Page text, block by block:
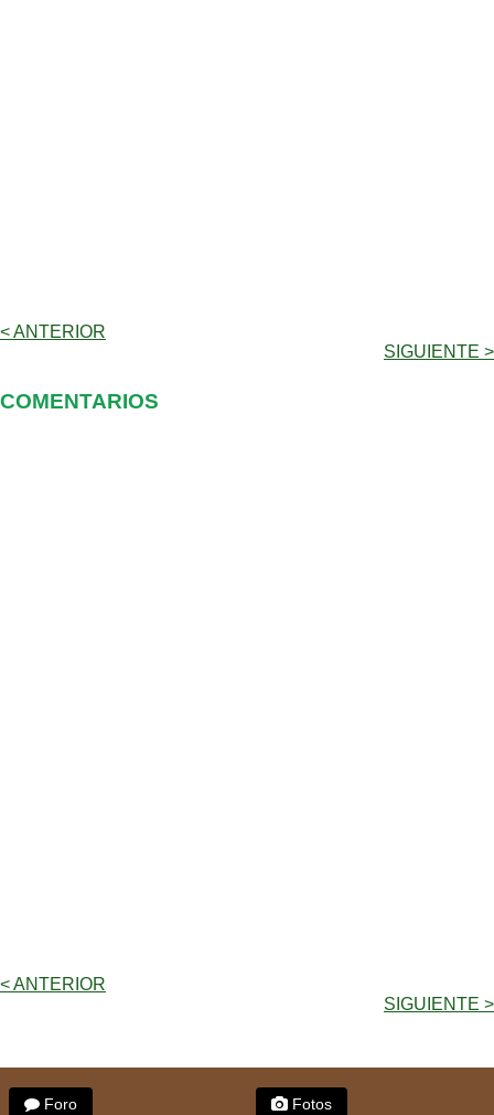
< ANTERIOR
SIGUIENTE >
COMENTARIOS
< ANTERIOR
SIGUIENTE >
Foro
Fotos